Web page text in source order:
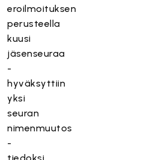
eroilmoituksen
perusteella
kuusi
jäsenseuraa
-
hyväksyttiin
yksi
seuran
nimenmuutos
-